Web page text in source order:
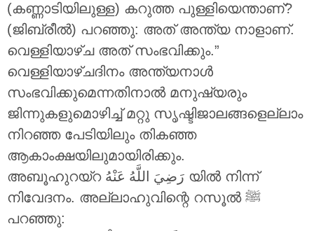
(കണ്ണാടിയിലുള്ള) കറുത്ത പുള്ളിയെന്താണ്?
(ജിബ്രീൽ) പറഞ്ഞു: അത് അന്ത്യ നാളാണ്.
വെള്ളിയാഴ്ച അത് സംഭവിക്കും.”
വെള്ളിയാഴ്ചദിനം അന്ത്യനാൾ
സംഭവിക്കുമെന്നതിനാൽ മനുഷ്യരും
ജിന്നുകളുമൊഴിച്ച് മറ്റു സൃഷ്ടിജാലങ്ങളെല്ലാം
നിറഞ്ഞ പേടിയിലും തികഞ്ഞ
ആകാംക്ഷയിലുമായിരിക്കും.
അബൂഹുറയ്റ رَضِيَ اللَّهُ عَنْهُ യിൽ നിന്ന്
നിവേദനം. അല്ലാഹുവിന്റെ റസൂൽ ‎ﷺ
പറഞ്ഞു: